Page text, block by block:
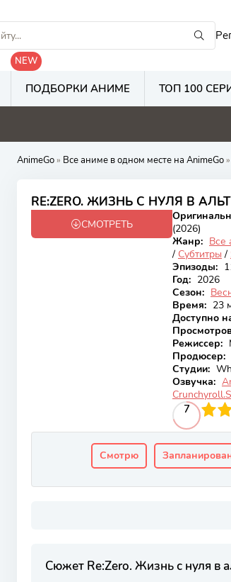
NEW
ПОДБОРКИ АНИМЕ ТОП 100
AnimeGo» Все аниме в одном месте на AnimeGo
RE:ZERO. ЖИЗНЬ С НУЛЯ В
9.17
СМОТРЕТЬ
(2026)
Жанр: Все
/ Субтитры /
Эпизоды:
Год: 2026
Сезон:
Время: 23
Доступно
Режиссер:
Продюсер:
Студии:
Озвучка:
7
4 5 6
Смотрю
Сюжет Re:Zero. Жизнь с нуля в